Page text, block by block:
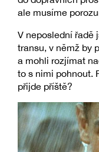
ale musíme
V neposlední řadě
transu, v němž by
a mohli rozjímat
to s nimi pohnout.
přijde příště?